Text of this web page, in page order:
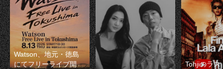
Watson、地元・徳島
にてフリーライブ開
Tohjiのラス